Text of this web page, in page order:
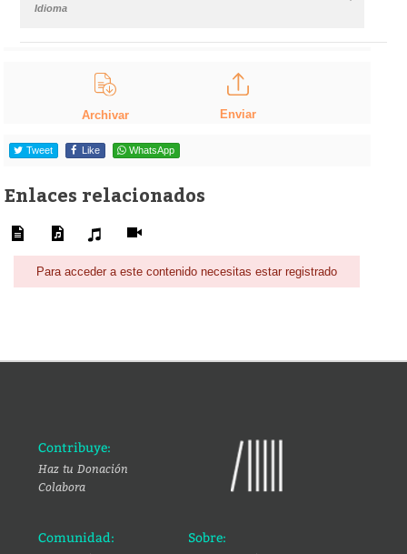
Idioma
Archivar Enviar
Tweet Like WhatsApp
Enlaces relacionados
Para acceder a este contenido necesitas estar registrado
Contribuye:
Haz tu Donación
Colabora
Comunidad: Sobre: